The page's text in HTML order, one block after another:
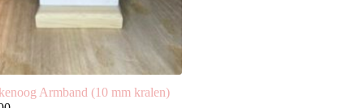
Armband (10 mm kralen)